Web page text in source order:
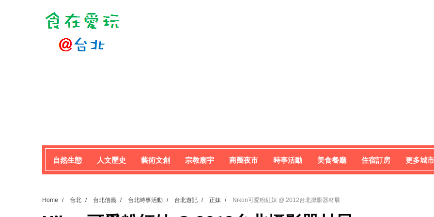
自然生態 人文歷史 藝術文創 宗教廟宇 商圈夜市 時事活動 美食餐廳 住宿訂房 更多城市
Home / 台北 / 台北信義 / 台北時事活動 / 台北遊記 / 正妹 / Nikon可愛粉紅妹 @ 2012台北攝影器材展